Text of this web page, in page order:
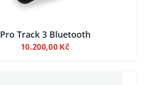
Pro Track 3 Bluetooth
10.200,00 Kč